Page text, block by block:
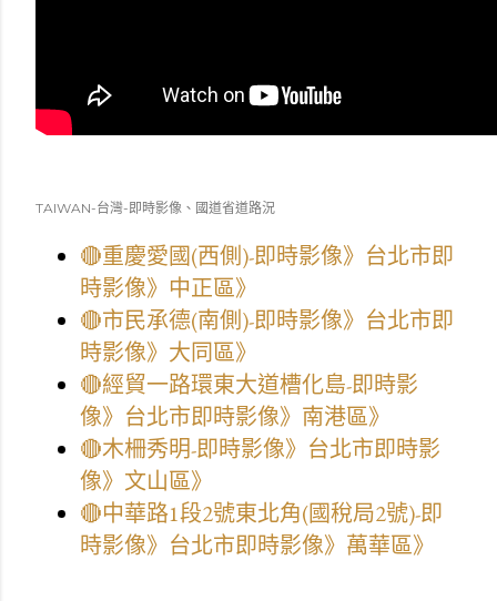
TAIWAN-台灣-即時影像、國道省道路況
🔴重慶愛國(西側)-即時影像》台北市即
時影像》中正區》
🔴市民承德(南側)-即時影像》台北市即
時影像》大同區》
🔴經貿一路環東大道槽化島-即時影
像》台北市即時影像》南港區》
🔴木柵秀明-即時影像》台北市即時影
像》文山區》
🔴中華路1段2號東北角(國稅局2號)-即
時影像》台北市即時影像》萬華區》